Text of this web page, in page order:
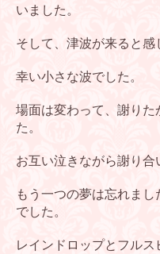
いました。
そして、津波が来ると感
幸い小さな波でした。
場面は変わって、謝りた
た。
お互い泣きながら謝り合
もう一つの夢は忘れま
でした。
レインドロップとフルス